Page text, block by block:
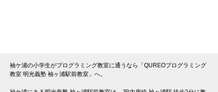
袖ケ浦の小学生がプログラミング教室に通うなら「QUREOプログラミング
教室 明光義塾 袖ヶ浦駅前教室」へ。